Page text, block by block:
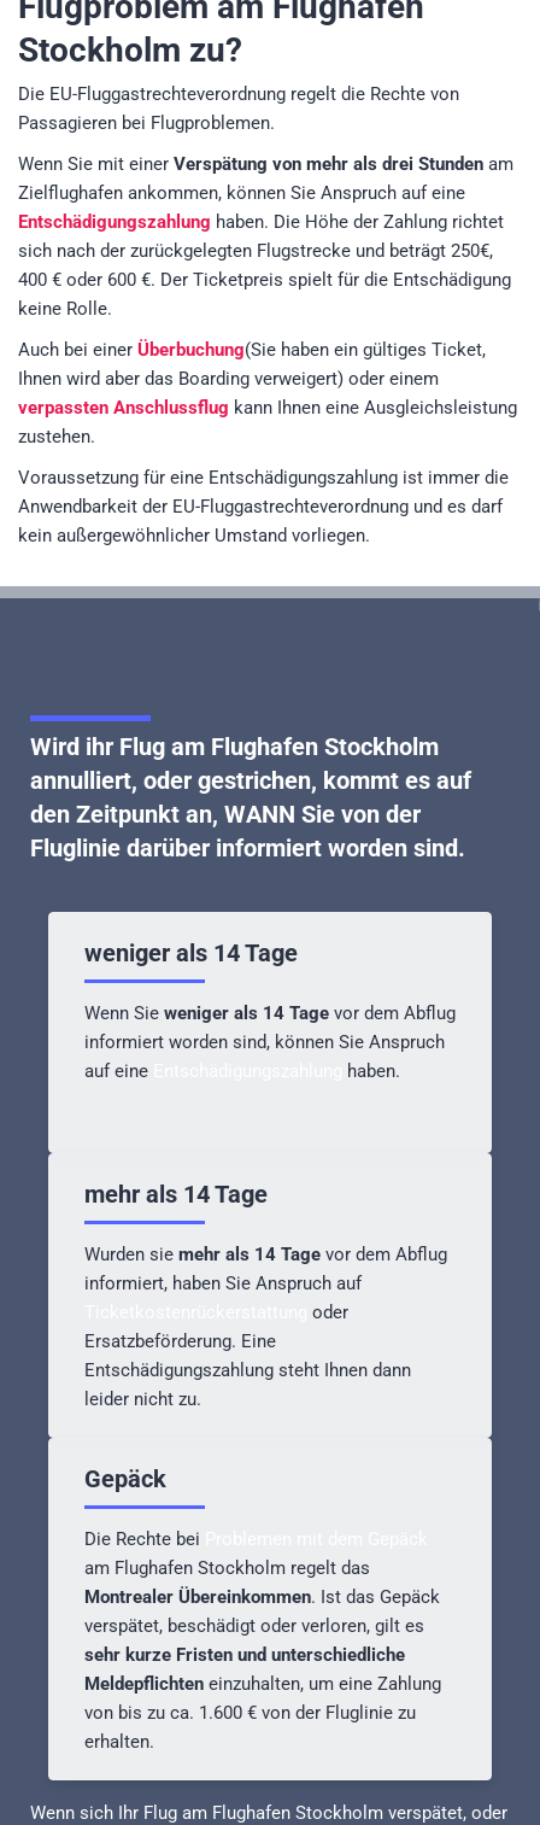
Stockholm zu?
Die EU-Fluggastrechteverordnung regelt die Rechte von
Passagieren bei Flugproblemen.
Wenn Sie mit einer Verspätung von mehr als drei Stunden am
Zielflughafen ankommen, können Sie Anspruch auf eine
Entschädigungszahlung haben. Die Höhe der Zahlung richtet
sich nach der zurückgelegten Flugstrecke und beträgt 250€,
400 € oder 600 €. Der Ticketpreis spielt für die Entschädigung
keine Rolle.
Auch bei einer Überbuchung(Sie haben ein gültiges Ticket,
Ihnen wird aber das Boarding verweigert) oder einem
verpassten Anschlussflug kann Ihnen eine Ausgleichsleistung
zustehen.
Voraussetzung für eine Entschädigungszahlung ist immer die
Anwendbarkeit der EU-Fluggastrechteverordnung und es darf
kein außergewöhnlicher Umstand vorliegen.
Wird ihr Flug am Flughafen Stockholm
annulliert, oder gestrichen, kommt es auf
den Zeitpunkt an, WANN Sie von der
Fluglinie darüber informiert worden sind.
weniger als 14 Tage
Wenn Sie weniger als 14 Tage vor dem Abflug
informiert worden sind, können Sie Anspruch
auf eine
haben.
mehr als 14 Tage
Wurden sie mehr als 14 Tage vor dem Abflug
informiert, haben Sie Anspruch auf
oder
Ersatzbeförderung. Eine
Entschädigungszahlung steht Ihnen dann
leider nicht zu.
Gepäck
Die Rechte bei
am Flughafen Stockholm regelt das
Montrealer Übereinkommen. Ist das Gepäck
verspätet, beschädigt oder verloren, gilt es
sehr kurze Fristen und unterschiedliche
Meldepflichten einzuhalten, um eine Zahlung
von bis zu ca. 1.600 € von der Fluglinie zu
erhalten.
Wenn sich Ihr Flug am Flughafen Stockholm verspätet, oder